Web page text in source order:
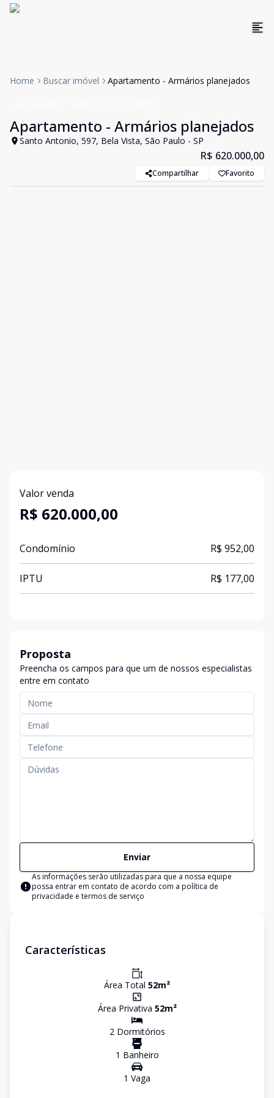
Home Buscar imóvel Apartamento - Armários planejados
Apartamento - Armários planejados
Santo Antonio, 597, Bela Vista, São Paulo - SP
R$ 620.000,00
Compartilhar Favorito
Valor venda
R$ 620.000,00
Condomínio R$ 952,00
IPTU R$ 177,00
Proposta
Preencha os campos para que um de nossos especialistas
entre em contato
Enviar
As informações serão utilizadas para que a nossa equipe
possa entrar em contato de acordo com a política de
privacidade e termos de serviço
Características
Área Total 52m²
Área Privativa 52m²
2Dormitórios
1 Banheiro
1 Vaga